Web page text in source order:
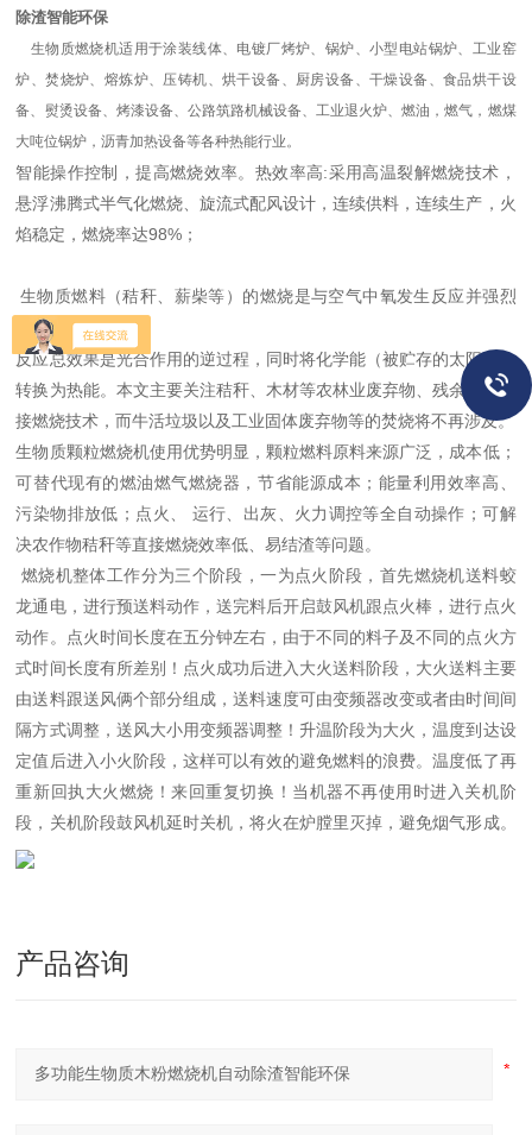
除渣智能环保
生物质燃烧机适用于涂装线体、电镀厂烤炉、锅炉、小型电站锅炉、工业窑
炉、焚烧炉、熔炼炉、压铸机、烘干设备、厨房设备、干燥设备、食品烘干设
备、熨烫设备、烤漆设备、公路筑路机械设备、工业退火炉、燃油，燃气，燃煤
大吨位锅炉，沥青加热设备等各种热能行业。
智能操作控制，提高燃烧效率。热效率高:采用高温裂解燃烧技术，
悬浮沸腾式半气化燃烧、旋流式配风设计，连续供料，连续生产，火
焰稳定，燃烧率达98%；
生物质燃料（秸秆、薪柴等）的燃烧是与空气中氧发生反应并强烈
放热的化学反应。
反应总效果是光合作用的逆过程，同时将化学能（被贮存的太阳能）
转换为热能。本文主要关注秸秆、木材等农林业废弃物、残余物的直
接燃烧技术，而牛活垃圾以及工业固体废弃物等的焚烧将不再涉及。
生物质颗粒燃烧机使用优势明显，颗粒燃料原料来源广泛，成本低；
可替代现有的燃油燃气燃烧器，节省能源成本；能量利用效率高、
污染物排放低；点火、 运行、出灰、火力调控等全自动操作；可解
决农作物秸秆等直接燃烧效率低、易结渣等问题。
燃烧机整体工作分为三个阶段，一为点火阶段，首先燃烧机送料蛟
龙通电，进行预送料动作，送完料后开启鼓风机跟点火棒，进行点火
动作。点火时间长度在五分钟左右，由于不同的料子及不同的点火方
式时间长度有所差别！点火成功后进入大火送料阶段，大火送料主要
由送料跟送风俩个部分组成，送料速度可由变频器改变或者由时间间
隔方式调整，送风大小用变频器调整！升温阶段为大火，温度到达设
定值后进入小火阶段，这样可以有效的避免燃料的浪费。温度低了再
重新回执大火燃烧！来回重复切换！当机器不再使用时进入关机阶
段，关机阶段鼓风机延时关机，将火在炉膛里灭掉，避免烟气形成。
产品咨询